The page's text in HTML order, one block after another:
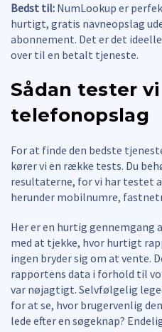
Bedst til: NumLookup er
hurtigt, gratis navneopslag
abonnement. Det er det
over til en betalt tjeneste.
Sådan tester
telefonopslag
For at finde den bedste
kører vi en række tests. Du
resultaterne, for vi har testet
herunder mobilnumre,
Her er en hurtig gennemgang
med at tjekke, hvor hurtigt
ingen bryder sig om at vente.
rapportens data i forhold til
var nøjagtigt. Selvfølgelig
for at se, hvor brugervenlig
lede efter en søgeknap?